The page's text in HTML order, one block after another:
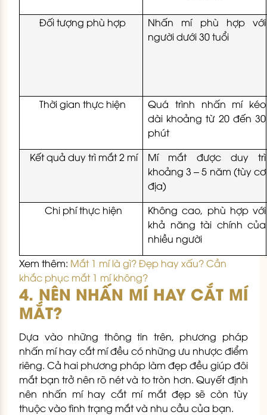
Đối tượng phù hợp
Nhấn mí phù hợp với
người dưới 30 tuổi
Thời gian thực hiện
Quá trình nhấn mí kéo
dài khoảng từ 20 đến 30
phút
Kết quả duy trì mắt 2 mí
Mí mắt được duy trì
khoảng 3 – 5 năm (tùy cơ
địa)
Chi phí thực hiện
Không cao, phù hợp với
khả năng tài chính của
nhiều người
Xem thêm: Mắt 1 mí là gì? Đẹp hay xấu? Cần
khắc phục mắt 1 mí không?
4. NÊN NHẤN MÍ HAY CẮT MÍ
MẮT?
Dựa vào những thông tin trên, phương pháp
nhấn mí hay cắt mí đều có những ưu nhược điểm
riêng. Cả hai phương pháp làm đẹp đều giúp đôi
mắt bạn trở nên rõ nét và to tròn hơn. Quyết định
nên nhấn mí hay cắt mí mắt đẹp sẽ còn tùy
thuộc vào tình trạng mắt và nhu cầu của bạn.